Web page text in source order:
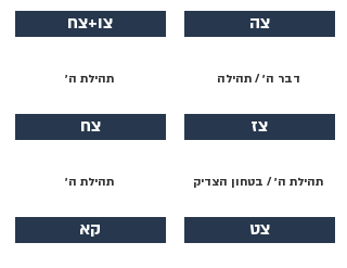
צה
דבר ה׳ / תהילה
צז
תהילת ה׳ / בטחון הצדיק
צט
צו+צח
תהילת ה׳
צח
תהילת ה׳
קא